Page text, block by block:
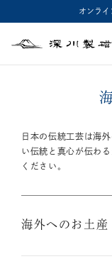
オンラ
日本の伝統工芸は海
い伝統と真心が伝わ
ください。
海外へのお土産